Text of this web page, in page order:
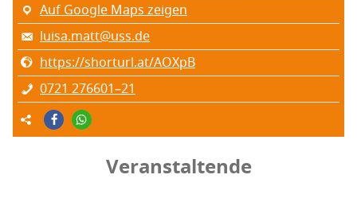
Auf Google Maps zeigen
luisa.matt@uss.de
https://shorturl.at/AOXpB
0721 276601–21
Veranstaltende